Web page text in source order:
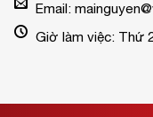
Email:
Giờ làm việc: Thứ